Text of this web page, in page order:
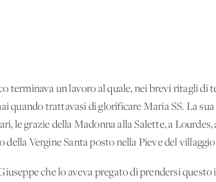
terminava un lavoro al quale, nei brevi ritagli di
quando trattavasi di glorificare Maria SS. La
le grazie della Madonna alla Salette, a
Vergine Santa posto nella Pieve del villaggio
che lo aveva pregato di prendersi questo